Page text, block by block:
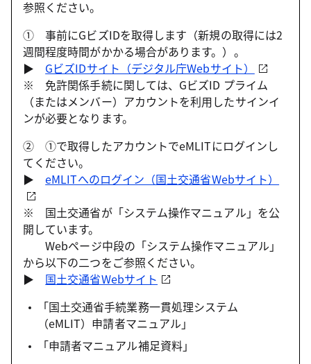
参照ください。
① 事前にGビズIDを取得します（新規の取得には2
週間程度時間がかかる場合があります。）。
▶ GビズIDサイト（デジタル庁Webサイト）
※ 免許関係手続に関しては、GビズID プライム
（またはメンバー）アカウントを利用したサインイ
ンが必要となります。
② ①で取得したアカウントでeMLITにログインし
てください。
▶eMLITへのログイン（国土交通省Webサイト）
※ 国土交通省が「システム操作マニュアル」を公
開しています。
Webページ中段の「システム操作マニュアル」
から以下の二つをご参照ください。
▶ 国土交通省Webサイト
「国土交通省手続業務一貫処理システム
（eMLIT）申請者マニュアル」
「申請者マニュアル補足資料」